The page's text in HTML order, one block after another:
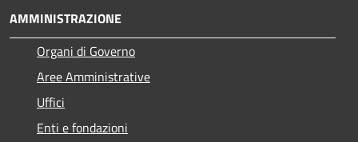
AMMINISTRAZIONE
Organi di Governo
Aree Amministrative
Uffici
Enti e fondazioni